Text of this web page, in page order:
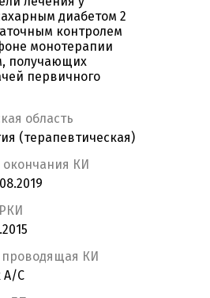
диабетом 2
контролем
монотерапии
получающих
первичного
область
(терапевтическая)
окончания КИ
КИ
А/С